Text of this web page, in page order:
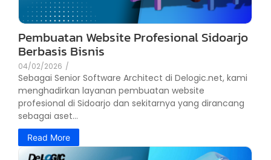
Pembuatan Website Profesional Sidoarjo
Berbasis Bisnis
04/02/2026 /
Sebagai Senior Software Architect di Delogic.net, kami
menghadirkan layanan pembuatan website
profesional di Sidoarjo dan sekitarnya yang dirancang
sebagai aset...
Read More